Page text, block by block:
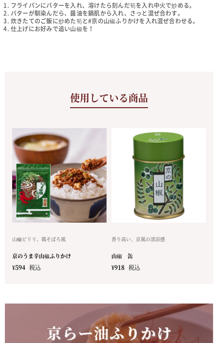
フライパンにバターを入れ、溶けたら刻んだ筍を入れ中火で炒める。
バターが馴染んだら、醤油を鍋肌から入れ、さっと混ぜ合わす。
炊きたてのご飯に炒めた筍と#京の山椒ふりかけを入れ混ぜ合わせる。
仕上げにお好みで追い山椒を！
使用している商品
山椒ピリリ、鶏そぼろ風
京のうま辛山椒ふりかけ
¥594 税込
香り高い、京風の清涼感
山椒 缶
¥918 税込